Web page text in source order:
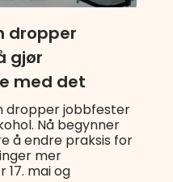
dropper
gjør
med det
dropper jobbfester
Nå begynner
å endre praksis for
mer
mai og